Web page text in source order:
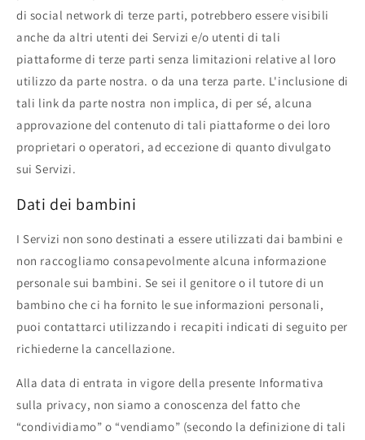
di social network di terze parti, potrebbero essere visibili
anche da altri utenti dei Servizi e/o utenti di tali
piattaforme di terze parti senza limitazioni relative al loro
utilizzo da parte nostra. o da una terza parte. L'inclusione di
tali link da parte nostra non implica, di per sé, alcuna
approvazione del contenuto di tali piattaforme o dei loro
proprietari o operatori, ad eccezione di quanto divulgato
sui Servizi.
Dati dei bambini
I Servizi non sono destinati a essere utilizzati dai bambini e
non raccogliamo consapevolmente alcuna informazione
personale sui bambini. Se sei il genitore o il tutore di un
bambino che ci ha fornito le sue informazioni personali,
puoi contattarci utilizzando i recapiti indicati di seguito per
richiederne la cancellazione.
Alla data di entrata in vigore della presente Informativa
sulla privacy, non siamo a conoscenza del fatto che
“condividiamo” o “vendiamo” (secondo la definizione di tali